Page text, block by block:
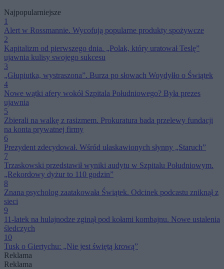
Najpopularniejsze
1
Alert w Rossmannie. Wycofują popularne produkty spożywcze
2
Kapitalizm od pierwszego dnia. „Polak, który uratował Teslę”
ujawnia kulisy swojego sukcesu
3
„Głupiutka, wystraszona”. Burza po słowach Woydyłło o Świątek
4
Nowe wątki afery wokół Szpitala Południowego? Była prezes
ujawnia
5
Zbierali na walkę z rasizmem. Prokuratura bada przelewy fundacji
na konta prywatnej firmy
6
Prezydent zdecydował. Wśród ułaskawionych słynny „Staruch”
7
Trzaskowski przedstawił wyniki audytu w Szpitalu Południowym.
„Rekordowy dyżur to 110 godzin”
8
Znana psycholog zaatakowała Świątek. Odcinek podcastu zniknął z
sieci
9
11-latek na hulajnodze zginął pod kołami kombajnu. Nowe ustalenia
śledczych
10
Tusk o Giertychu: „Nie jest świętą krową”
Reklama
Reklama